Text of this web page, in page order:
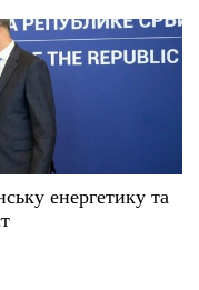
енергетику та